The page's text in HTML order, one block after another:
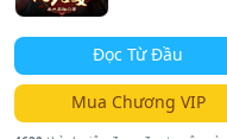
Đọc Từ Đầu
Mua Chương VIP